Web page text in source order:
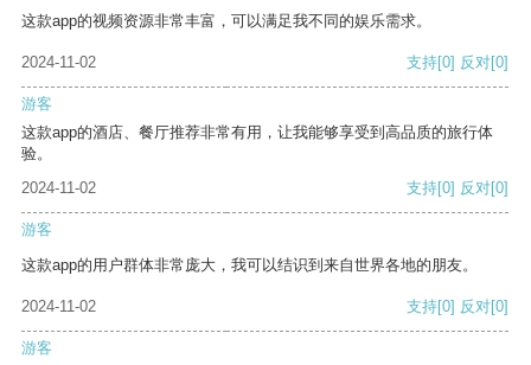
这款app的视频资源非常丰富，可以满足我不同的娱乐需求。
2024-11-02 支持[0] 反对[0]
游客
这款app的酒店、餐厅推荐非常有用，让我能够享受到高品质的旅行体
验。
2024-11-02
支持[0] 反对[0]
游客
这款app的用户群体非常庞大，我可以结识到来自世界各地的朋友。
2024-11-02 支持[0] 反对[0]
游客